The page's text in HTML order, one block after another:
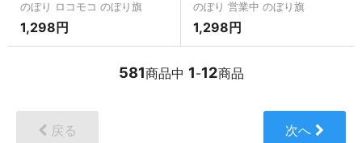
のぼり ロコモコ のぼり旗
1,298円
のぼり 営業中 のぼり旗
1,298円
581商品中 1-12商品
戻る 次へ